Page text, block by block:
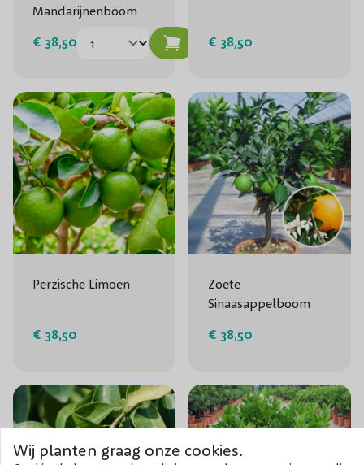
Wij planten graag onze cookies.
Mandarijnenboom
€ 38,50
€ 38,50
Perzische Limoen
€ 38,50
Zoete
Sinaasappelboom
€ 38,50